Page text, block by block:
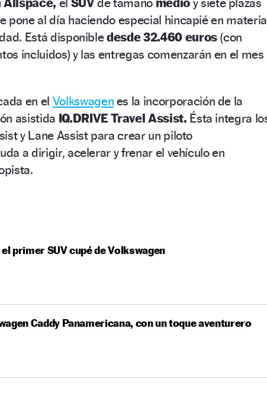
pone al día haciendo especial hincapié en materia
Está disponibledesde 32.460 euros(con
incluidos) y las entregas comenzarán en el mes
en el Volkswagen es la incorporación de la
asistida IQ.DRIVE Travel Assist. Ésta integra
y Lane Assist para crear un piloto
a dirigir, acelerar y frenar el vehículo en
el primer SUV cupé de Volkswagen
Caddy Panamericana, con un toque aventurero